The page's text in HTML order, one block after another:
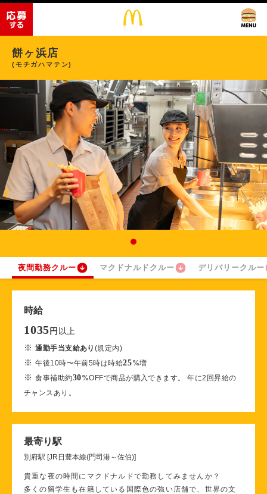
餅ヶ浜店
(モチガハマテン)
夜間勤務クルー マクドナルドクルー デリバリークルー
時給
1035 円 以上
※通勤手当支給あり (規定内)
※午後10時〜午前5時は時給25%増
※食事補助約30%OFFで商品が購入できます。 年に2回昇給の
チャンスあり。
最寄り駅
別府駅 [JR日豊本線(門司港～佐伯)]
貴重な夜の時間にマクドナルドで勤務してみませんか？
多くの留学生も在籍している国際色の強い店舗で、世界の文